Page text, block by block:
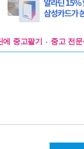
에 중고팔기 중고 전